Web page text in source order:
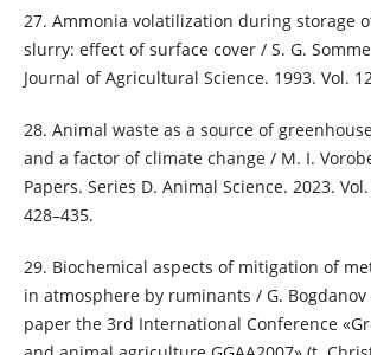
27. Ammonia volatilization during storage
slurry: effect of surface cover / S. G.
Journal of Agricultural Science. 1993. Vol.
28. Animal waste as a source of
and a factor of climate change / M. I.
Papers. Series D. Animal Science. 2023. Vol.
428–435.
29. Biochemical aspects of mitigation of
in atmosphere by ruminants / G.
paper the 3rd International Conference